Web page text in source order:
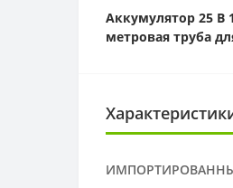
Аккумулятор 25 В
метровая труба